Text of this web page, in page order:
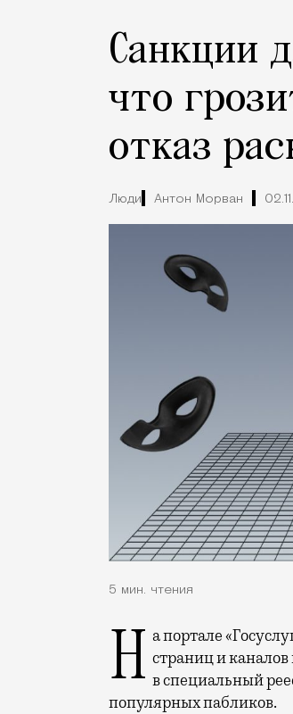
Санкции
что
отказ
Люди Антон Морван
5 мин. чтения
На портале «Госуслуг» 1 ноября появилась форма для регистрации владельцев страниц и каналов
в специальный
популярных пабликов.